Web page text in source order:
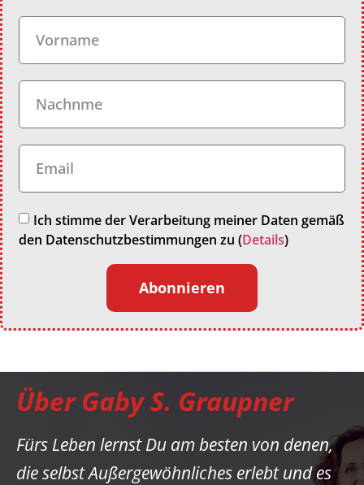
Ich stimme der Verarbeitung meiner Daten gemäß
den Datenschutzbestimmungen zu (Details)
Abonnieren
Über Gaby S. Graupner
Fürs Leben lernst Du am besten von denen,
die selbst Außergewöhnliches erlebt und es